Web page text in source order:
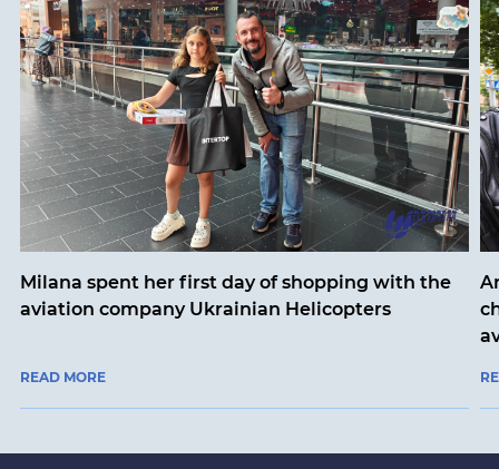
Milana spent her first day of shopping with the
aviation company Ukrainian Helicopters
READ MORE